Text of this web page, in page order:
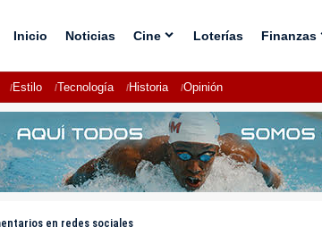
Inicio Noticias Cine Loterías Finanzas
Estilo Tecnología Historia Opinión
en redes sociales